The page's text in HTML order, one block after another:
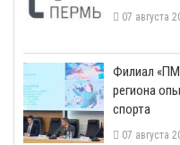
07 августа
​Филиал
региона
спорта
07 августа